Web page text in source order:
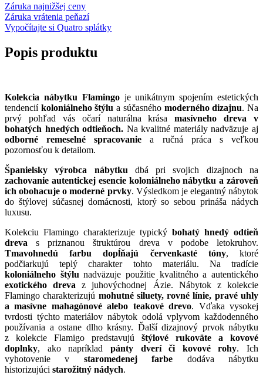
Záruka najnižšej ceny
Záruka vrátenia peňazí
Vypočítajte si Quatro splátky
Popis produktu
Kolekcia nábytku Flamingoje unikátnym spojením estetických
tendencií koloniálneho štýlu a súčasného moderného dizajnu. Na
prvý pohľad vás očarí naturálna krásamasívneho dreva v
bohatých hnedých odtieňoch. Na kvalitné materiály nadväzuje aj
odborné remeselné spracovanie a ručná práca s veľkou
pozornosťou k detailom.
Španielsky výrobca nábytku dbá pri svojich dizajnoch na
zachovanie autentickej esencie koloniálneho nábytku a zároveň
ich obohacuje o moderné prvky. Výsledkom je elegantný nábytok
do štýlovej súčasnej domácnosti, ktorý so sebou prináša nádych
luxusu.
Kolekciu Flamingo charakterizuje typický bohatý hnedý odtieň
drevas priznanou štruktúrou dreva v podobe letokruhov.
Tmavohnedú farbu dopĺňajú červenkasté tóny, ktoré
podčiarkujú teplý charakter tohto materiálu. Na tradície
koloniálneho štýlu nadväzuje použitie kvalitného a autentického
exotického dreva z juhovýchodnej Ázie. Nábytok z kolekcie
Flamingo charakterizujú mohutné siluety, rovné línie, pravé uhly
a masívne mahagónové alebo teakové drevo. Vďaka vysokej
tvrdosti týchto materiálov nábytok odolá vplyvom každodenného
používania a ostane dlho krásny. Ďalší dizajnový prvok nábytku
z kolekcie Flamigo predstavujú štýlové rukoväte a kovové
doplnky, ako napríklad pánty dverí či kovové rohy. Ich
vyhotovenie v staromedenej farbe dodáva nábytku
historizujúci starožitný nádych.